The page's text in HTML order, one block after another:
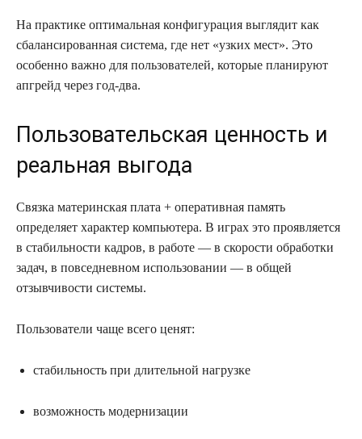
На практике оптимальная конфигурация выглядит как
сбалансированная система, где нет «узких мест». Это
особенно важно для пользователей, которые планируют
апгрейд через год-два.
Пользовательская ценность и
реальная выгода
Связка материнская плата + оперативная память
определяет характер компьютера. В играх это проявляется
в стабильности кадров, в работе — в скорости обработки
задач, в повседневном использовании — в общей
отзывчивости системы.
Пользователи чаще всего ценят:
стабильность при длительной нагрузке
возможность модернизации